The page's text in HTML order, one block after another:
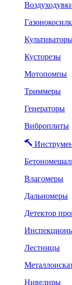
Кусторезы
Мотопомпы
Триммеры
Генераторы
Виброплиты
Влагомеры
Дальномеры
Детектор
Лестницы
Нивелиры